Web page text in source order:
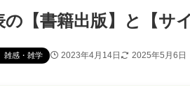
の【書籍出版】と【サ
雑感・雑学 2023年4月14日 2025年5月6日